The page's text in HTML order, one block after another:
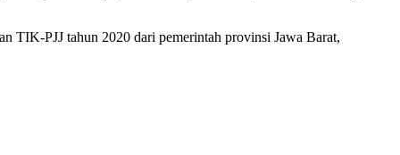
TIK-PJJ tahun 2020 dari pemerintah provinsi Jawa Barat,